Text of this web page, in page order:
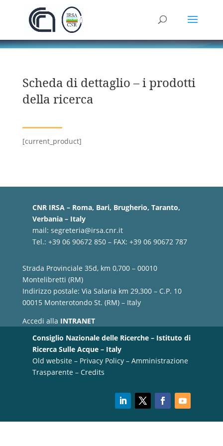
Scheda di dettaglio – i prodotti
della ricerca
[current_product]
CNR IRSA – Roma, Bari, Brugherio, Taranto,
Verbania – Italy
mail: segreteria@irsa.cnr.it
Tel.: +39 06 90672 850 – FAX: +39 06 90672 787
Strada Provinciale 35d, km 0,700 – 00010
Montelibretti (RM)
Indirizzo postale: Via Salaria km 29,300 – C.P. 10
00015 Monterotondo St. (RM) – Italy
Accedi alla INTRANET
Consiglio Nazionale delle Ricerche – Istituto di
Ricerca Sulle Acque – Italy
Old website– Privacy Policy– Amministrazione
Trasparente– Credits